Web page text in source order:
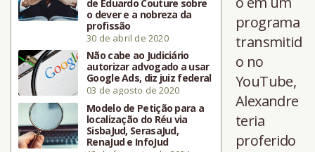
de Eduardo Couture sobre
o dever e a nobreza da
profissão
30 de abril de 2020
Não cabe ao Judiciário
autorizar advogado a usar
Google Ads, diz juiz federal
03 de agosto de 2020
Modelo de Petição para a
localização do Réu via
SisbaJud, SerasaJud,
RenaJud e InfoJud
programa
transmitid
o no
YouTube,
Alexandre
teria
proferido